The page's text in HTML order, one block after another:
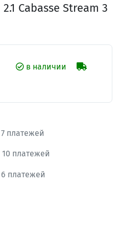
Cabasse Stream 3
в наличии
платежей
платежей
платежей